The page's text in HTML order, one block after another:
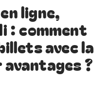
ligne,
: comment
avec la
?